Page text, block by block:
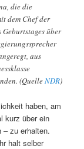
die die
dem Chef der
über
aus
(QuelleNDR)
haben, am
kurz über ein
– zu erhalten.
halt selber